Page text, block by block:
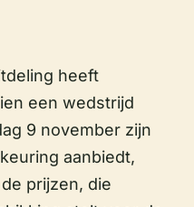
heeft
een wedstrijd
9 november zijn
aanbiedt,
prijzen, die